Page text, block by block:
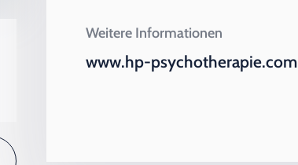
Weitere Informationen
www.hp-psychotherapie.com